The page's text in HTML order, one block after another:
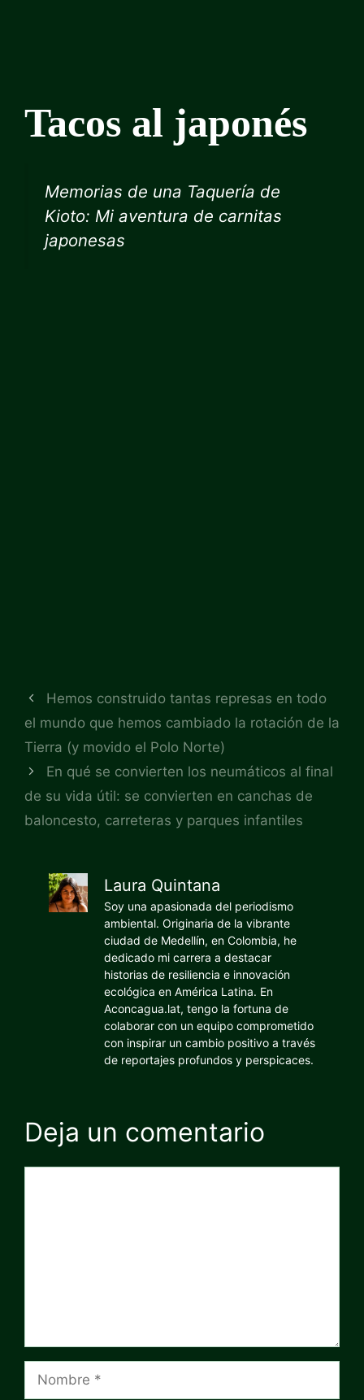
Tacos al japonés
Memorias de una Taquería de
Kioto: Mi aventura de carnitas
japonesas
Hemos construido tantas represas en todo
el mundo que hemos cambiado la rotación de la
Tierra (y movido el Polo Norte)
En qué se convierten los neumáticos al final
de su vida útil: se convierten en canchas de
baloncesto, carreteras y parques infantiles
Laura Quintana
Soy una apasionada del periodismo
ambiental. Originaria de la vibrante
ciudad de Medellín, en Colombia, he
dedicado mi carrera a destacar
historias de resiliencia e innovación
ecológica en América Latina. En
Aconcagua.lat, tengo la fortuna de
colaborar con un equipo comprometido
con inspirar un cambio positivo a través
de reportajes profundos y perspicaces.
Deja un comentario